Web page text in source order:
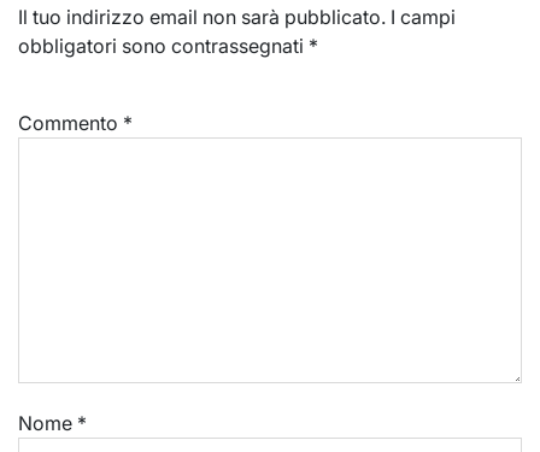
Il tuo indirizzo email non sarà pubblicato. I campi
obbligatori sono contrassegnati *
Commento *
Nome *